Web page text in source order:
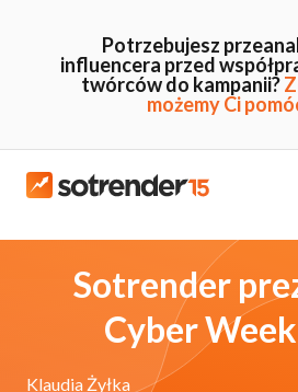
Potrzebujesz
influencera przed
twórców do kampanii?
możemy Ci
Sotrender
Cyber
Klaudia Żyłka